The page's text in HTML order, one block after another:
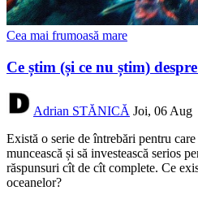
Cea mai frumoasă mare
Ce știm (și ce nu știm)
Adrian STĂNICĂ Joi, 06 Aug
Există o serie de întrebări pentru
muncească și să investească serios
răspunsuri cît de cît complete. Ce
oceanelor?